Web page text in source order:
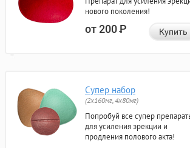
нового поколения!
от 200Р Купить
Супер набор
(2х160мг, 4х80мг)
Попробуй все супер
для усиления эрекции и
продления полового акта!